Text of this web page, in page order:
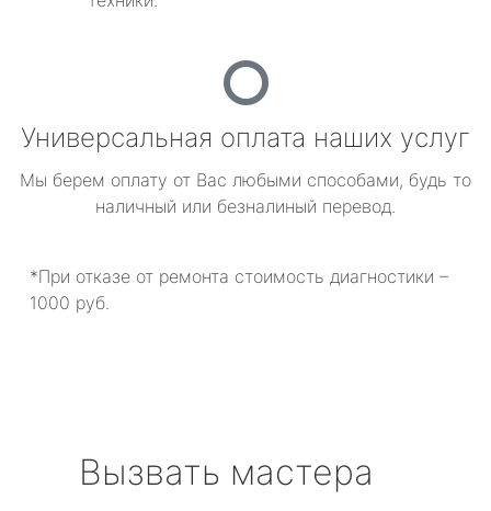
Универсальная оплата наших услуг
Мы берем оплату от Вас любыми способами, будь то
наличный или безналиный перевод.
*При отказе от ремонта стоимость диагностики –
1000 руб.
Вызвать мастера